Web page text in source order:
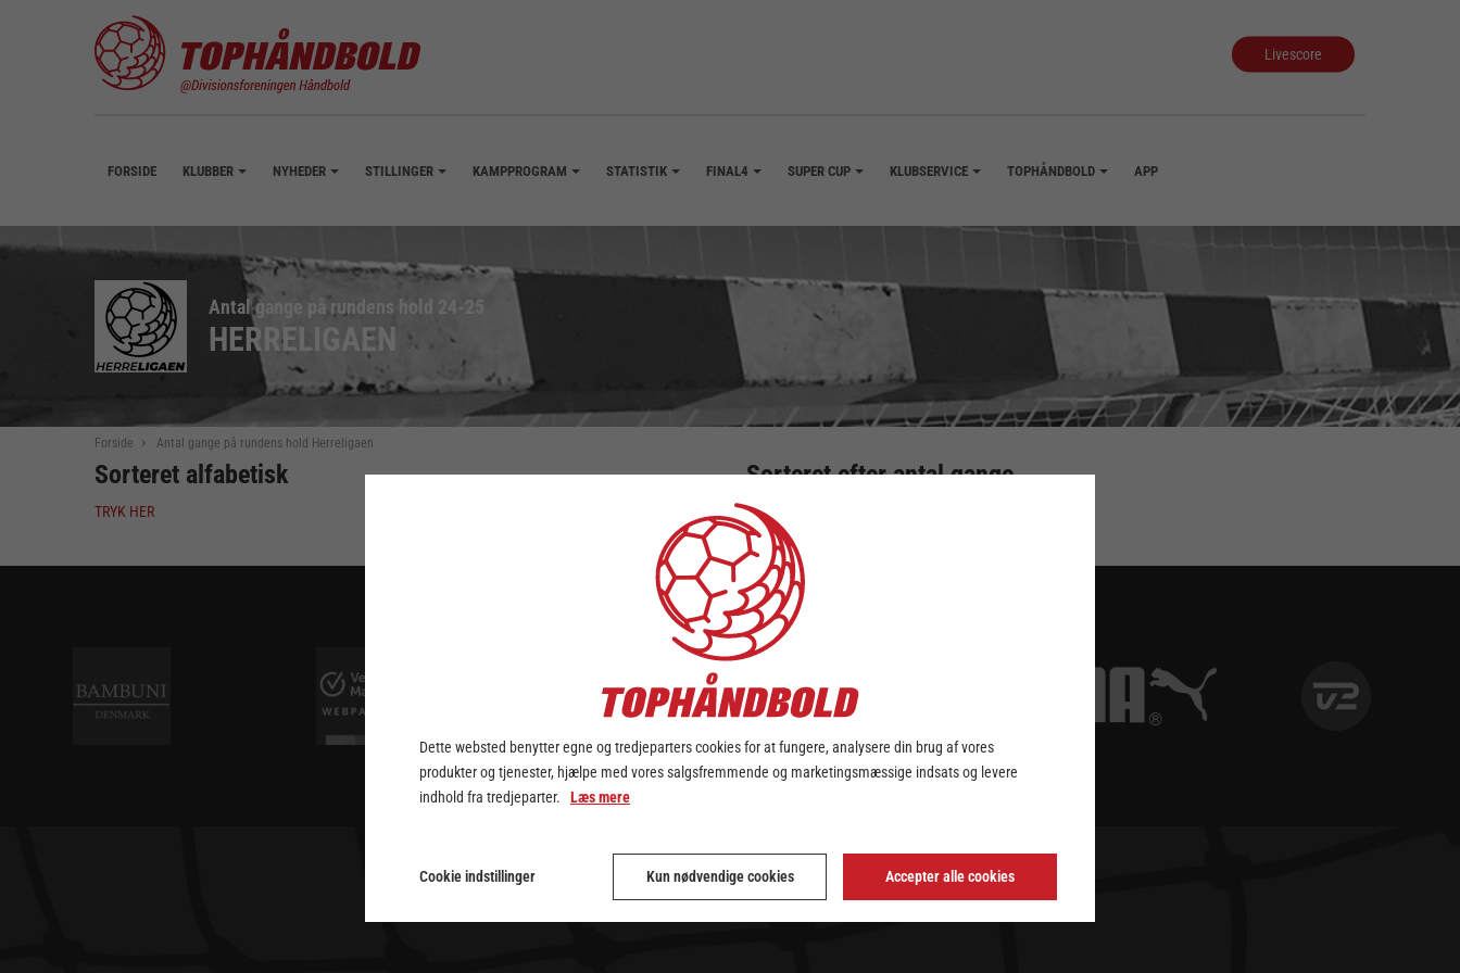
Livescore
FORSIDE KLUBBER NYHEDER STILLINGER KAMPPROGRAM STATISTIK FINAL4 SUPER CUP KLUBSERVICE TOPHÅNDBOLD APP
Antal gange på rundens hold 24-25
HERRELIGAEN
Forside Antal gange på rundens hold Herreligaen
Sorteret alfabetisk
TRYK HER
Sorteret efter antal gange
TRYK HER
Dette websted benytter egne og tredjeparters cookies for at fungere, analysere din brug af vores
produkter og tjenester, hjælpe med vores salgsfremmende og marketingsmæssige indsats og levere
indhold fra tredjeparter. Læs mere
Cookie indstillinger Kun nødvendige cookies Accepter alle cookies